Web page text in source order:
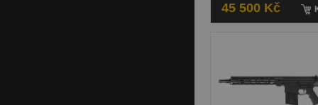
45 500 Kč